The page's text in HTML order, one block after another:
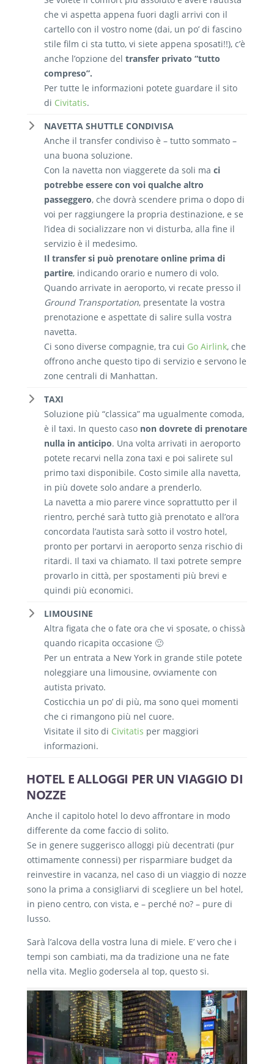
che vi aspetta appena fuori dagli arrivi con il
cartello con il vostro nome (dai, un po’ di fascino
stile film ci sta tutto, vi siete appena sposati!!), c’è
anche l’opzione del transfer privato “tutto
compreso”.
Per tutte le informazioni potete guardare il sito
di Civitatis.
NAVETTA SHUTTLE CONDIVISA
Anche il transfer condiviso è – tutto sommato –
una buona soluzione.
Con la navetta non viaggerete da soli ma ci
potrebbe essere con voi qualche altro
passeggero, che dovrà scendere prima o dopo di
voi per raggiungere la propria destinazione, e se
l’idea di socializzare non vi disturba, alla fine il
servizio è il medesimo.
Il transfer si può prenotare online prima di
partire, indicando orario e numero di volo.
Quando arrivate in aeroporto, vi recate presso il
Ground Transportation, presentate la vostra
prenotazione e aspettate di salire sulla vostra
navetta.
Ci sono diverse compagnie, tra cui Go Airlink, che
offrono anche questo tipo di servizio e servono le
zone centrali di Manhattan.
TAXI
Soluzione più “classica” ma ugualmente comoda,
è il taxi. In questo caso non dovrete di prenotare
nulla in anticipo. Una volta arrivati in aeroporto
potete recarvi nella zona taxi e poi salirete sul
primo taxi disponibile. Costo simile alla navetta,
in più dovete solo andare a prenderlo.
La navetta a mio parere vince soprattutto per il
rientro, perché sarà tutto già prenotato e all’ora
concordata l’autista sarà sotto il vostro hotel,
pronto per portarvi in aeroporto senza rischio di
ritardi. Il taxi va chiamato. Il taxi potrete sempre
provarlo in città, per spostamenti più brevi e
quindi più economici.
LIMOUSINE
Altra figata che o fate ora che vi sposate, o chissà
quando ricapita occasione 🙂
Per un entrata a New York in grande stile potete
noleggiare una limousine, ovviamente con
autista privato.
Costicchia un po’ di più, ma sono quei momenti
che ci rimangono più nel cuore.
Visitate il sito di Civitatis per maggiori
informazioni.
HOTEL E ALLOGGI PER UN VIAGGIO DI
NOZZE
Anche il capitolo hotel lo devo affrontare in modo
differente da come faccio di solito.
Se in genere suggerisco alloggi più decentrati (pur
ottimamente connessi) per risparmiare budget da
reinvestire in vacanza, nel caso di un viaggio di nozze
sono la prima a consigliarvi di scegliere un bel hotel,
in pieno centro, con vista, e – perché no? – pure di
lusso.
Sarà l’alcova della vostra luna di miele. E’ vero che i
tempi son cambiati, ma da tradizione una ne fate
nella vita. Meglio godersela al top, questo si.